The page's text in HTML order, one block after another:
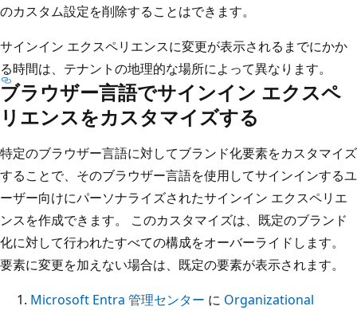
のカスタム設定を削除することはできます。
サインイン エクスペリエンスに変更が表示されるまでにかか
る時間は、テナントの地理的な場所によって異なります。
ブラウザー言語でサインイン エクスペ
リエンスをカスタマイズする
特定のブラウザー言語に対してブランド化要素をカスタマイズ
することで、そのブラウザー言語を使用してサインインするユ
ーザー向けにパーソナライズされたサインイン エクスペリエ
ンスを作成できます。 このカスタマイズは、既定のブランド
化に対して行われたすべての構成をオーバーライドします。
要素に変更を加えない場合は、既定の要素が表示されます。
Microsoft Entra 管理センター に Organizational